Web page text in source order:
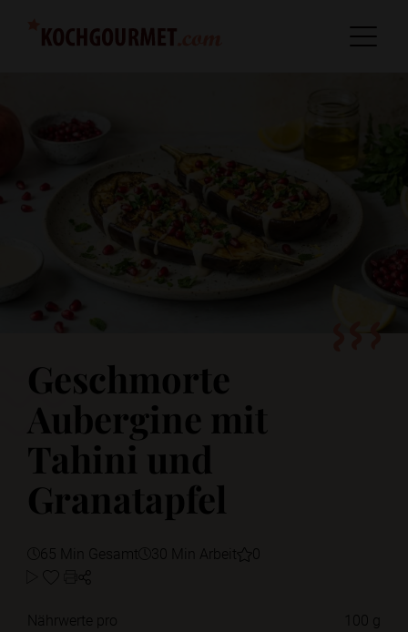
Geschmorte
Aubergine mit
Tahini und
Granatapfel
65 Min Gesamt 30 Min Arbeit 0
Nährwerte pro
100 g